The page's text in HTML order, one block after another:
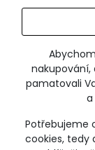
nakupování,
pamatovali
a
Potřebujeme
cookies, tedy
Výměna zboží
ODEBÍRÁNÍ
+420 606